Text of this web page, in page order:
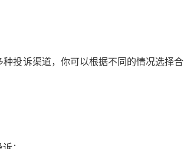
投诉渠道，你可以根据不同的情况选择合